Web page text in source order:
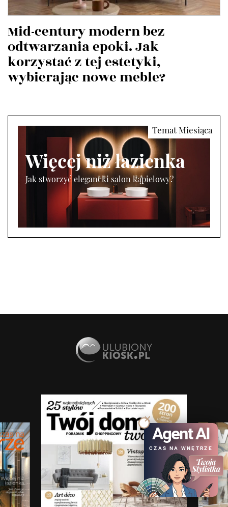
Mid-century modern bez
odtwarzania epoki. Jak
korzystać z tej estetyki,
wybierając nowe meble?
Więcej niż łazienka
Jak stworzyć elegancki salon kąpielowy?
Agent AI
CZAS NA WNĘTRZE